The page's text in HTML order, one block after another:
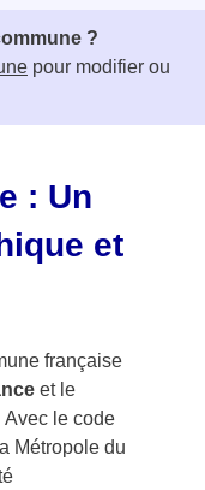
?
pour modifier ou
: Un
et
française
et le
Avec le code
Métropole du